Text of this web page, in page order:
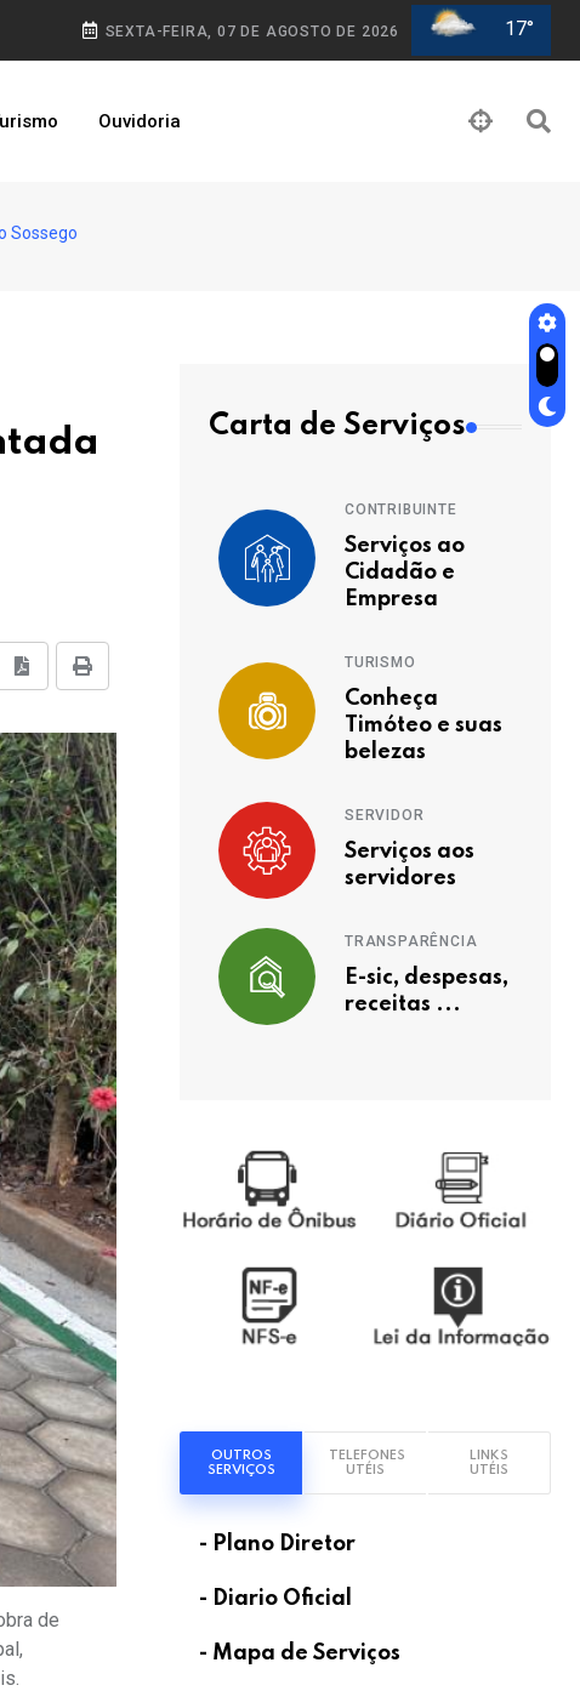
SEXTA-FEIRA, 07 DE AGOSTO DE 2026 17°
Ouvidoria
Sossego
de
Carta de Serviços
CONTRIBUINTE
Serviços ao
Cidadão e
Empresa
TURISMO
Conheça
Timóteo e suas
belezas
SERVIDOR
Serviços aos
servidores
TRANSPARÊNCIA
E-sic, despesas,
receitas ...
OUTROS
SERVIÇOS
TELEFONES
UTÉIS
LINKS
UTÉIS
- Plano Diretor
- Diario Oficial
- Mapa de Serviços